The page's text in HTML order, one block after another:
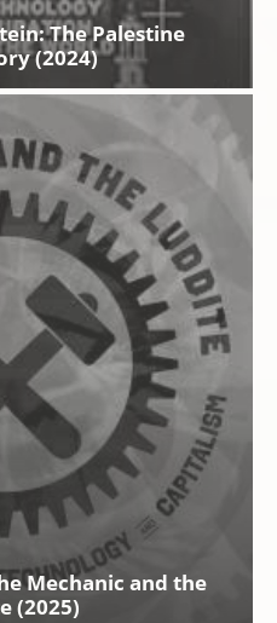
The Palestine
(2024)
Mechanic and the
(2025)